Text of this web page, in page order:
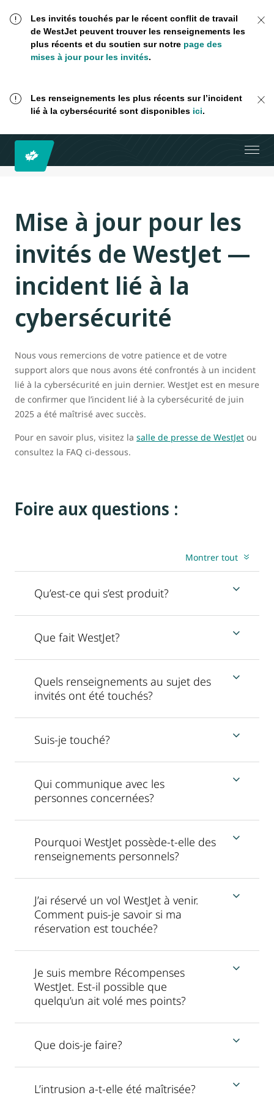
Les invités touchés par le récent conflit de travail
de WestJet peuvent trouver les renseignements les
plus récents et du soutien sur notre page des
mises à jour pour les invités.
Les renseignements les plus récents sur l’incident
lié à la cybersécurité sont disponibles ici.
Mise à jour pour les
invités de WestJet —
incident lié à la
cybersécurité
Nous vous remercions de votre patience et de votre
support alors que nous avons été confrontés à un incident
lié à la cybersécurité en juin dernier. WestJet est en mesure
de confirmer que l’incident lié à la cybersécurité de juin
2025 a été maîtrisé avec succès.
Pour en savoir plus, visitez la salle de presse de WestJet ou
consultez la FAQ ci-dessous.
Foire aux questions :
Montrer tout
Qu’est-ce qui s’est produit?
Que fait WestJet?
Quels renseignements au sujet des
invités ont été touchés?
Suis-je touché?
Qui communique avec les
personnes concernées?
Pourquoi WestJet possède-t-elle des
renseignements personnels?
J’ai réservé un vol WestJet à venir.
Comment puis-je savoir si ma
réservation est touchée?
Je suis membre Récompenses
WestJet. Est-il possible que
quelqu’un ait volé mes points?
Que dois-je faire?
L’intrusion a-t-elle été maîtrisée?